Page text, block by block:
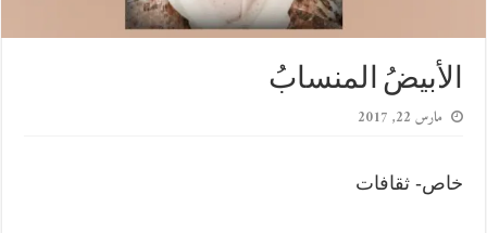
الأبيضُ المنسابُ
مارس 22, 2017
خاص- ثقافات